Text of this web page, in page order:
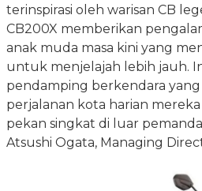
terinspirasi oleh warisan CB
CB200X memberikan
anak muda masa kini yang
untuk menjelajah lebih jauh.
pendamping berkendara
perjalanan kota harian
pekan singkat di luar
Atsushi Ogata, Managing